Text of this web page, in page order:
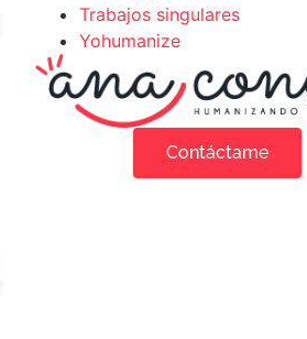
Trabajos singulares
Yohumanize
Contáctame